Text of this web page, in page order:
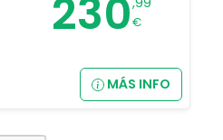
230€
MÁS INFO